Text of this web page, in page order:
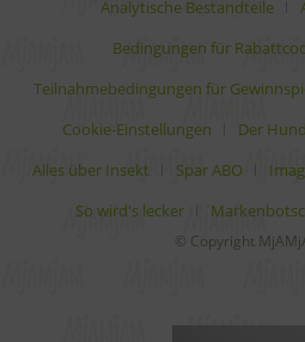
Analytische Bestandteile
Bedingungen für
Teilnahmebedingungen für
Cookie-Einstellungen
Der Hund
Alles über Insekt
Spar ABO
So wird's lecker
© Copyright